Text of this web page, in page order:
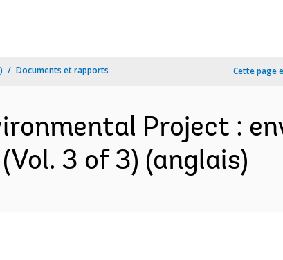
Documents et rapports Cette page
Project :
3 of 3) (anglais)